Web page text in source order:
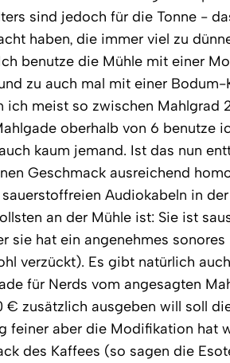
sind jedoch für die Tonne -
haben, die immer viel zu
benutze die Mühle mit einer
zu auch mal mit einer Bodum-
ich meist so zwischen Mahlgrad
oberhalb von 6 benutze
kaum jemand. Ist das nun
Geschmack ausreichend
Audiokabeln in
an der Mühle ist: Sie ist
sie hat ein angenehmes
verzückt). Es gibt natürlich
für Nerds vom angesagten
€ zusätzlich ausgeben will soll
feiner aber die Modifikation hat
des Kaffees (so sagen die